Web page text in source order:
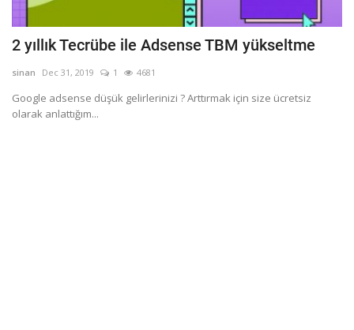
Güncel
İnternet
Programlar
Sinema
Youtube
2 yıllık Tecrübe ile Adsense TBM yükseltme
sinan Dec 31, 2019 1 4681
Google adsense düşük gelirlerinizi ? Arttırmak için size ücretsiz
olarak anlattığım...